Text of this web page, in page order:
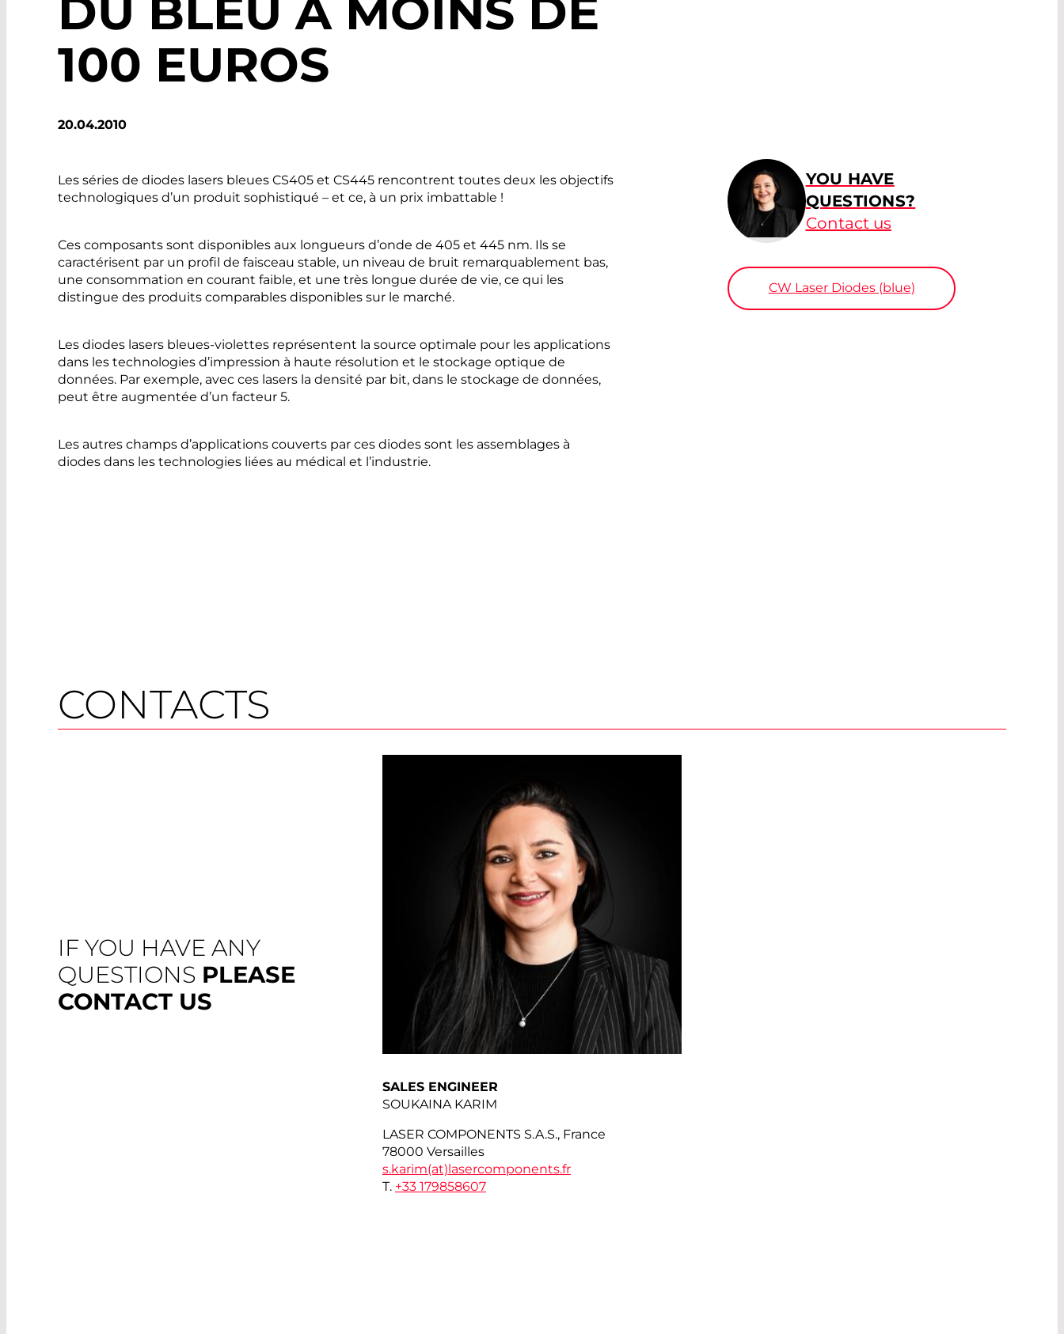
DU BLEU À MOINS DE
100 EUROS
20.04.2010
Les séries de diodes lasers bleues CS405 et CS445 rencontrent toutes deux les objectifs
technologiques d’un produit sophistiqué – et ce, à un prix imbattable !
Ces composants sont disponibles aux longueurs d’onde de 405 et 445 nm. Ils se
caractérisent par un profil de faisceau stable, un niveau de bruit remarquablement bas,
une consommation en courant faible, et une très longue durée de vie, ce qui les
distingue des produits comparables disponibles sur le marché.
Les diodes lasers bleues-violettes représentent la source optimale pour les applications
dans les technologies d’impression à haute résolution et le stockage optique de
données. Par exemple, avec ces lasers la densité par bit, dans le stockage de données,
peut être augmentée d’un facteur 5.
Les autres champs d’applications couverts par ces diodes sont les assemblages à
diodes dans les technologies liées au médical et l’industrie.
YOU HAVE
QUESTIONS?
Contact us
CW Laser Diodes (blue)
CONTACTS
IF YOU HAVE ANY
QUESTIONS PLEASE
CONTACT US
SALES ENGINEER
SOUKAINA KARIM
LASER COMPONENTS S.A.S., France
78000 Versailles
s.karim(at)lasercomponents.fr
T. +33 179858607